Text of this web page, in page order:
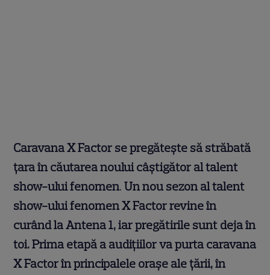
Caravana X Factor se pregăteşte să străbată
ţara în căutarea noului câştigător al talent
show-ului fenomen.Un nou sezon al talent
show-ului fenomen X Factor revine în
curând la Antena 1, iar pregătirile sunt deja în
toi. Prima etapă a audiţiilor va purta caravana
X Factor în principalele oraşe ale ţării, în